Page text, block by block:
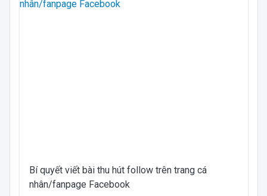
Bí quyết viết bài thu hút follow trên trang cá
nhân/fanpage Facebook